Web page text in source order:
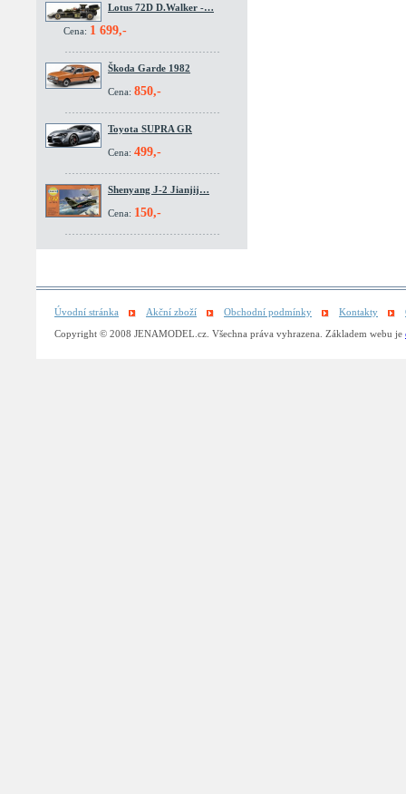
Lotus 72D D.Walker -…
Cena: 1 699,-
Škoda Garde 1982
Cena: 850,-
Toyota SUPRA GR
Cena: 499,-
Shenyang J-2 Jianjij…
Cena: 150,-
Úvodní stránka Akční zboží Obchodní podmínky Kontakty
Copyright © 2008 JENAMODEL.cz. Všechna práva vyhrazena. Základem webu je